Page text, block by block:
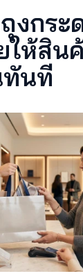
งกระ
ให้สิน
ทันที